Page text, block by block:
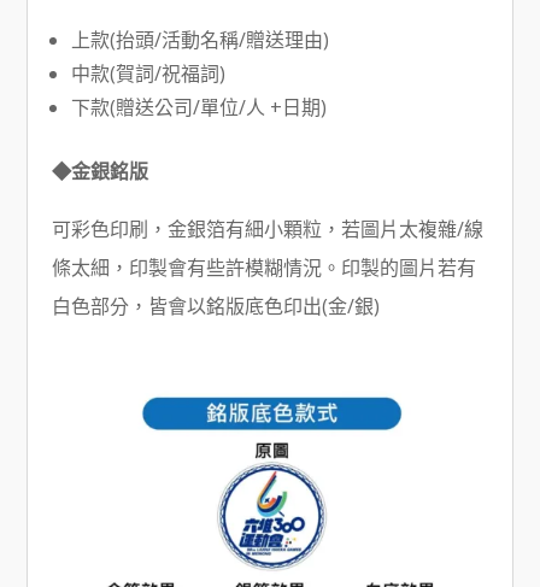
上款(抬頭/活動名稱/贈送理由)
中款(賀詞/祝福詞)
下款(贈送公司/單位/人 +日期)
◆金銀銘版
可彩色印刷，金銀箔有細小顆粒，若圖片太複雜/線
條太細，印製會有些許模糊情況。印製的圖片若有
白色部分，皆會以銘版底色印出(金/銀)